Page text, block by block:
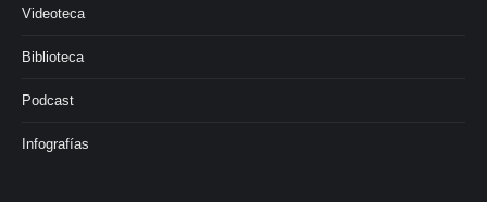
Videoteca
Biblioteca
Podcast
Infografías